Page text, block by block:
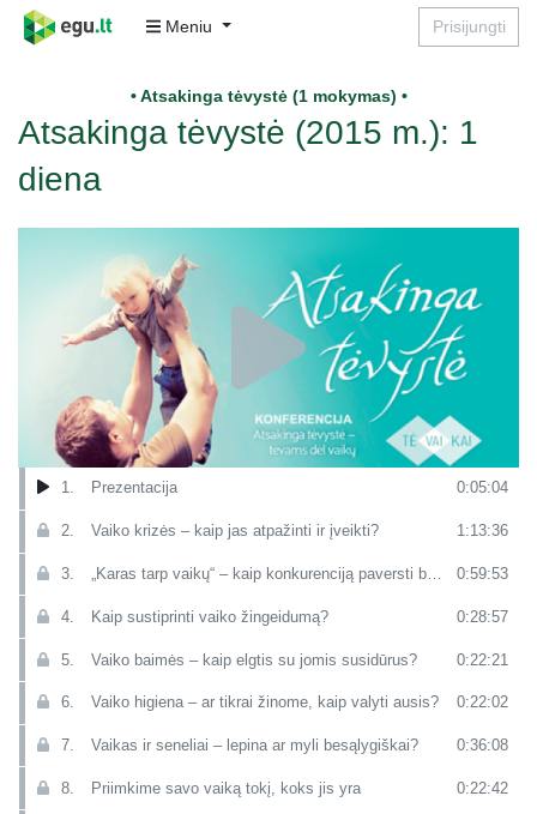
Meniu Prisijungti
• Atsakinga tėvystė (1 mokymas) •
Atsakinga tėvystė (2015 m.): 1
diena
1. Prezentacija 0:05:04
2. Vaiko krizės – kaip jas atpažinti ir įveikti? 1:13:36
3. „Karas tarp vaikų“ – kaip konkurenciją paversti bendradarbiavimu? 0:59:53
4. Kaip sustiprinti vaiko žingeidumą? 0:28:57
5. Vaiko baimės – kaip elgtis su jomis susidūrus? 0:22:21
6. Vaiko higiena – ar tikrai žinome, kaip valyti ausis? 0:22:02
7. Vaikas ir seneliai – lepina ar myli besąlygiškai? 0:36:08
8. Priimkime savo vaiką tokį, koks jis yra 0:22:42